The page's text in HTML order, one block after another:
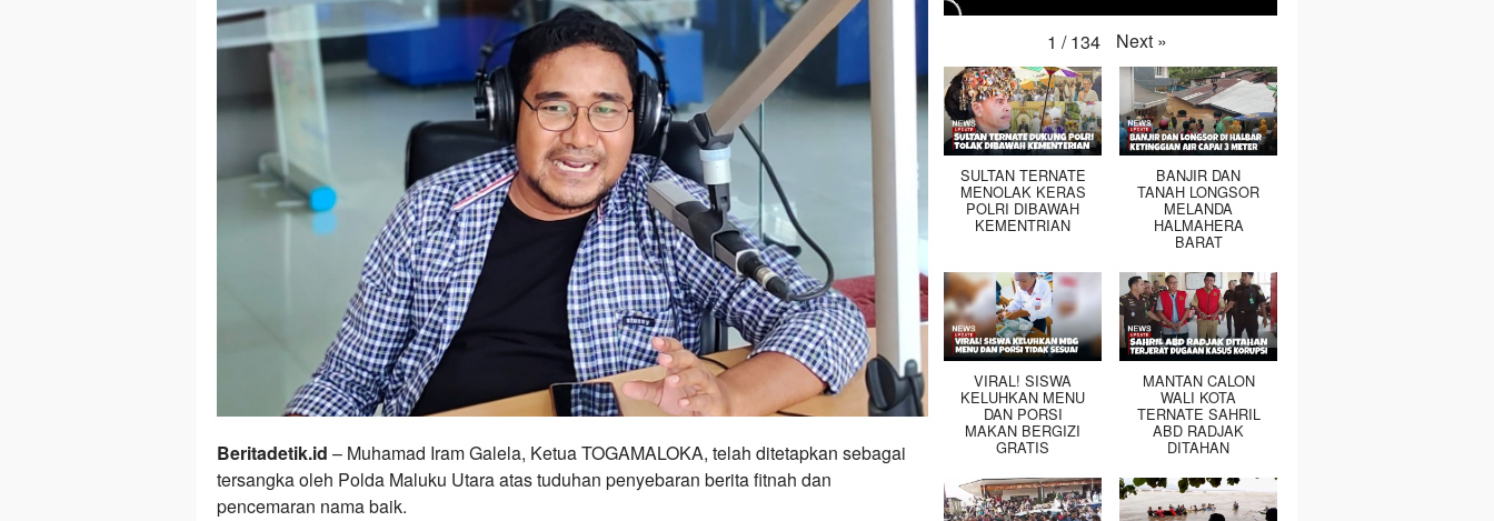
Beritadetik.id – Muhamad Iram Galela, Ketua TOGAMALOKA, telah ditetapkan sebagai
tersangka oleh Polda Maluku Utara atas tuduhan penyebaran berita fitnah dan
pencemaran nama baik.
1 / 134 Next »
SULTAN TERNATE
MENOLAK KERAS
POLRI DIBAWAH
KEMENTRIAN
BANJIR DAN
TANAH LONGSOR
MELANDA
HALMAHERA
BARAT
VIRAL! SISWA
KELUHKAN MENU
DAN PORSI
MAKAN BERGIZI
GRATIS
MANTAN CALON
WALI KOTA
TERNATE SAHRIL
ABD RADJAK
DITAHAN